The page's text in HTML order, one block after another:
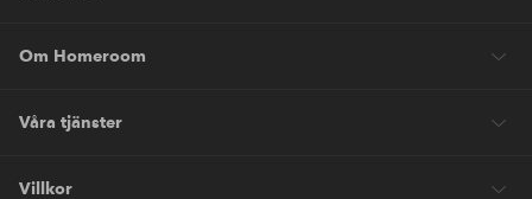
Om Homeroom
Våra tjänster
Villkor